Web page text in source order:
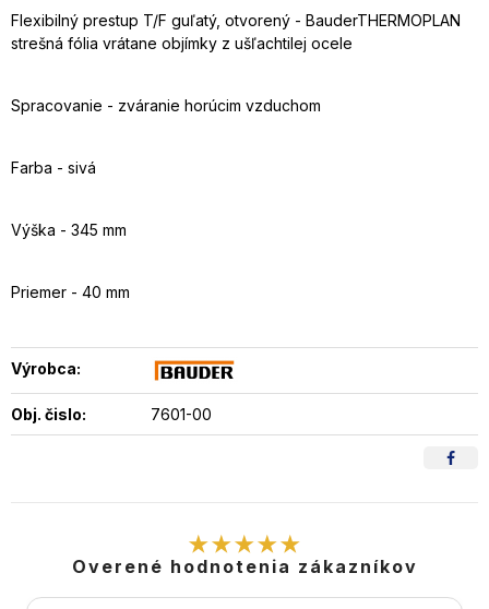
Flexibilný prestup T/F guľatý, otvorený - BauderTHERMOPLAN
strešná fólia vrátane objímky z ušľachtilej ocele
Spracovanie - zváranie horúcim vzduchom
Farba - sivá
Výška - 345 mm
Priemer - 40 mm
Výrobca:
Obj. čislo: 7601-00
★★★★★
Overené hodnotenia zákazníkov